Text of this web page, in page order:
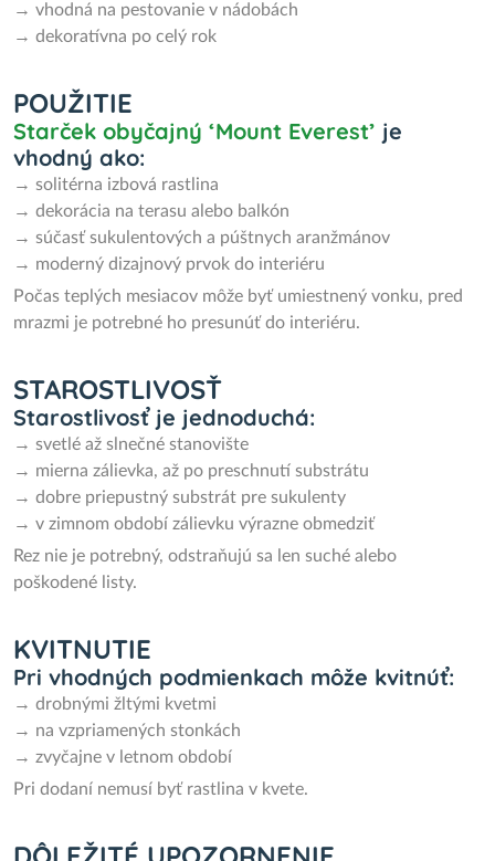
→ vhodná na pestovanie v nádobách
→ dekoratívna po celý rok
POUŽITIE
Starček obyčajný ‘Mount Everest’ je
vhodný ako:
→ solitérna izbová rastlina
→ dekorácia na terasu alebo balkón
→ súčasť sukulentových a púštnych aranžmánov
→ moderný dizajnový prvok do interiéru
Počas teplých mesiacov môže byť umiestnený vonku, pred
mrazmi je potrebné ho presunúť do interiéru.
STAROSTLIVOSŤ
Starostlivosť je jednoduchá:
→ svetlé až slnečné stanovište
→ mierna zálievka, až po preschnutí substrátu
→ dobre priepustný substrát pre sukulenty
→ v zimnom období zálievku výrazne obmedziť
Rez nie je potrebný, odstraňujú sa len suché alebo
poškodené listy.
KVITNUTIE
Pri vhodných podmienkach môže kvitnúť:
→ drobnými žltými kvetmi
→ na vzpriamených stonkách
→ zvyčajne v letnom období
Pri dodaní nemusí byť rastlina v kvete.